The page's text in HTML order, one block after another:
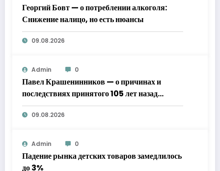
Георгий Бовт — о потреблении алкоголя:
Снижение налицо, но есть нюансы
09.08.2026
Admin 0
Павел Крашенинников — о причинах и
последствиях принятого 105 лет назад
декрета Совнаркома о новой экономической
политике
09.08.2026
Admin 0
Падение рынка детских товаров замедлилось
до 3%